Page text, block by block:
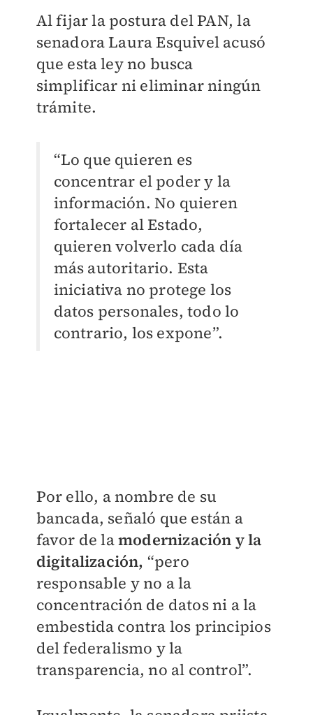
Al fijar la postura del PAN, la
senadora Laura Esquivel acusó
que esta ley no busca
simplificar ni eliminar ningún
trámite.
“Lo que quieren es
concentrar el poder y la
información. No quieren
fortalecer al Estado,
quieren volverlo cada día
más autoritario. Esta
iniciativa no protege los
datos personales, todo lo
contrario, los expone”.
Por ello, a nombre de su
bancada, señaló que están a
favor de lamodernización y la
digitalización, “pero
responsable y no a la
concentración de datos ni a la
embestida contra los principios
del federalismo y la
transparencia, no al control”.